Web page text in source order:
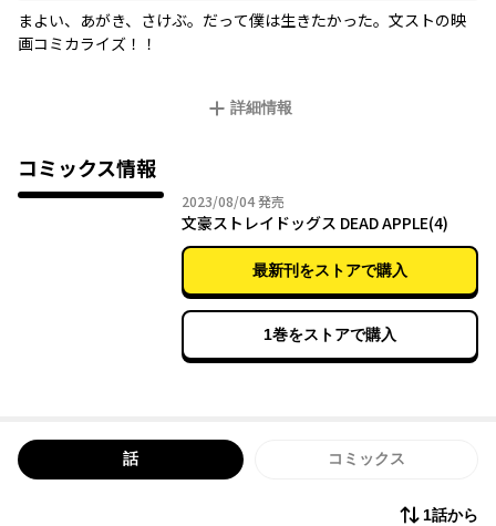
まよい、あがき、さけぶ。だって僕は生きたかった――。文ストの映
画コミカライズ！！
詳細情報
コミックス情報
2023/08/042023年08月04日
発売
文豪ストレイドッグス DEAD APPLE(4)
最新刊をストアで購入
1巻をストアで購入
話 コミックス
1話から